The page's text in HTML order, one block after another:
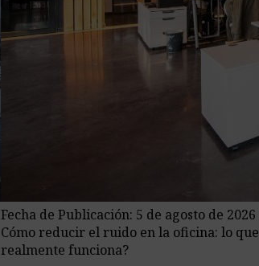
Fecha de Publicación: 5 de agosto de 2026
Cómo reducir el ruido en la oficina: lo que
realmente funciona?